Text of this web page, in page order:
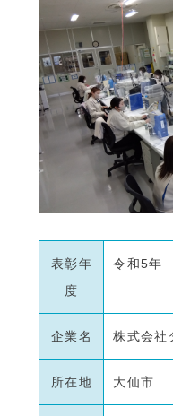
表彰年
度
令和5年
企業名 株式会社
所在地 大仙市